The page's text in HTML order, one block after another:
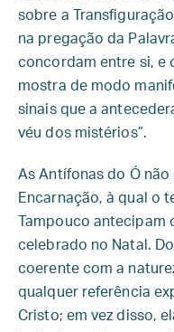
sobre a
na pregação da
concordam entre si, e
mostra de modo
sinais que a
véu dos mistérios”.
As Antífonas do Ó
Encarnação, à qual o
Tampouco antecipam
celebrado no Natal.
coerente com a
qualquer referência
Cristo; em vez disso,